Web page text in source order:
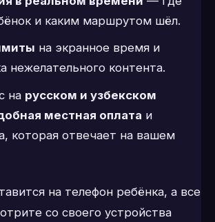
и каким маршрутом шёл.
на экранное время и
нежелательного контента.
на русском и узбекском
местная оплата и
которая отвечает на вашем
на телефон ребёнка, а все
со своего устройства